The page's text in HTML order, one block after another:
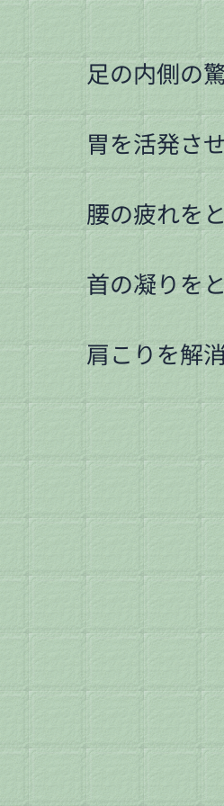
を
足の内側の
胃を活発さ
腰の疲れを
首の凝りを
肩こりを解